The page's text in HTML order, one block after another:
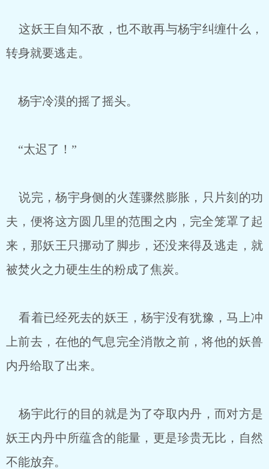
这妖王自知不敌，也不敢再与杨宇纠缠什么，
转身就要逃走。
杨宇冷漠的摇了摇头。
“太迟了！”
说完，杨宇身侧的火莲骤然膨胀，只片刻的功
夫，便将这方圆几里的范围之内，完全笼罩了起
来，那妖王只挪动了脚步，还没来得及逃走，就
被焚火之力硬生生的粉成了焦炭。
看着已经死去的妖王，杨宇没有犹豫，马上冲
上前去，在他的气息完全消散之前，将他的妖兽
内丹给取了出来。
杨宇此行的目的就是为了夺取内丹，而对方是
妖王内丹中所蕴含的能量，更是珍贵无比，自然
不能放弃。